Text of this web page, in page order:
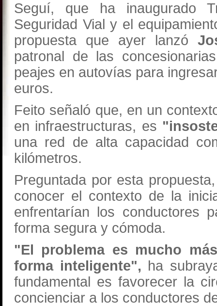
Seguí, que ha inaugurado
Seguridad Vial y el
propuesta que ayer lanzó
patronal de las
peajes en autovías para
euros.
Feito señaló que, en un
en infraestructuras, es
una red de alta capacidad
kilómetros.
Preguntada por esta propuesta,
conocer el contexto de la
enfrentarían los conductores
forma segura y cómoda.
"El problema es mucho
forma inteligente", ha
fundamental es favorecer la
concienciar a los conductores